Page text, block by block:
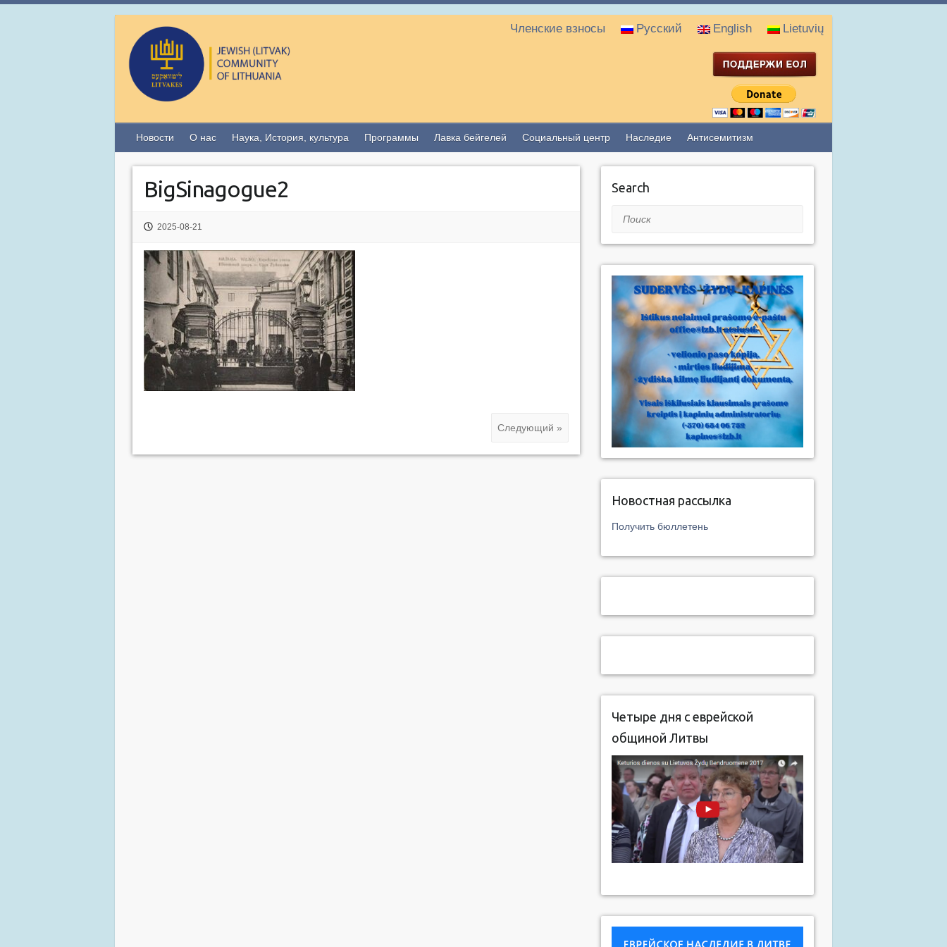
Членские взносы Русский English Lietuvių
Новости О нас Наука, История, культура Программы Лавка бейгелей Социальный центр Наследие Антисемитизм
BigSinagogue2
2025-08-21
Следующий »
Search
Поиск
Новостная рассылка
Получить бюллетень
Четыре дня с еврейской
общиной Литвы